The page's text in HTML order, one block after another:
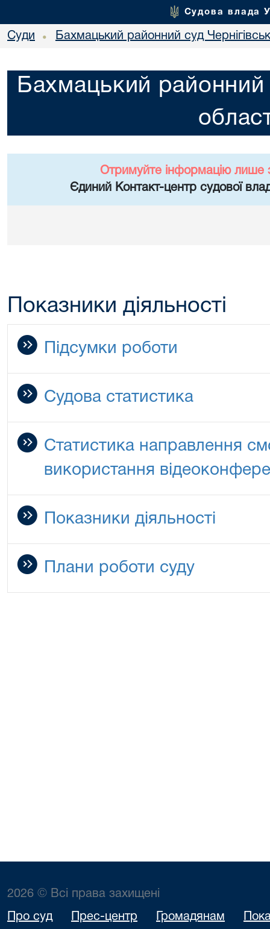
Судова влада
Суди • Бахмацький районний суд
Бахмацький районний
Отримуйте інформацію лише
Єдиний Контакт-центр судової
Показники діяльності
Підсумки роботи
Судова статистика
Статистика направлення
використання
Показники діяльності
Плани роботи суду
2026 © Всі права захищені
Про суд Прес-центр Громадянам